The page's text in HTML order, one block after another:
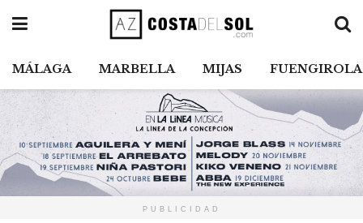
MÁLAGA MARBELLA MIJAS FUENGIROLA
PUBLICIDAD